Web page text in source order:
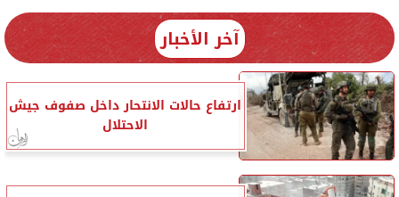
آخر الأخبار
ارتفاع حالات الانتحار داخل صفوف جيش
الاحتلال